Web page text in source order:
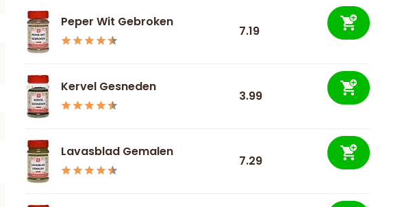
Peper Wit Gebroken
7.19
Kervel Gesneden
3.99
Lavasblad Gemalen
7.29